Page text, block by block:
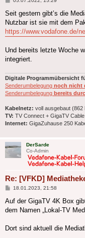
Seit gestern gibt’s die
Nutzbar ist sie mit dem
https://www.vodafone.de/
Und bereits letzte Woche
integriert.
Digitale Programmübersicht
Senderumbelegung noch nicht
Senderumbelegung bereits
Kabelnetz: voll ausgebaut (862
TV: TV Connect + GigaTV
Internet: GigaZuhause 250
DerSarde
Co-Admin
Re: [VFKD]
Beitrag
18.01.2023, 21:58
Auf der GigaTV 4K Box
dem Namen „Lokal-TV
Dort sind aktuell die